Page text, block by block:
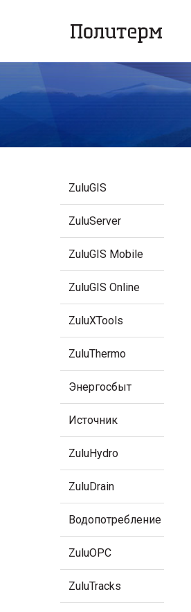
ZuluGIS
ZuluServer
ZuluGIS Mobile
ZuluGIS Online
ZuluXTools
ZuluThermo
Энергосбыт
Источник
ZuluHydro
ZuluDrain
Водопотребление
ZuluOPC
ZuluTracks